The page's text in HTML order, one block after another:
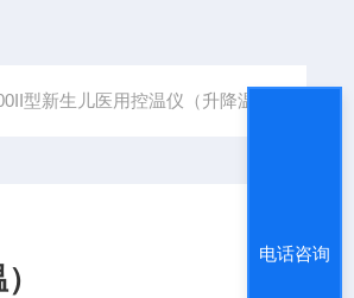
型新生儿医用控温仪（升降温）
电话咨询